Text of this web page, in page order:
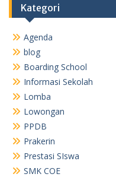
Kategori
Agenda
blog
Boarding School
Informasi Sekolah
Lomba
Lowongan
PPDB
Prakerin
Prestasi SIswa
SMK COE